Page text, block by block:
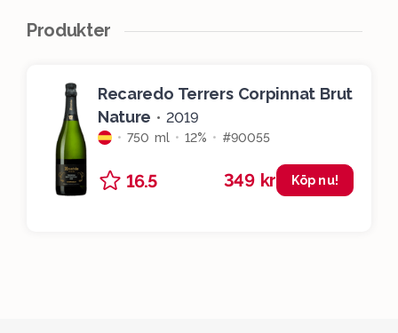
Produkter
Recaredo Terrers Corpinnat Brut
Nature • 2019
750 ml 12% #90055
16.5 349 kr Köp nu!